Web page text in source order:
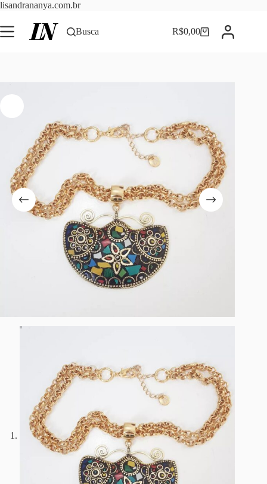
lisandrananya.com.brPular
o
conteúdo
Busca Carrinho
R$0,00